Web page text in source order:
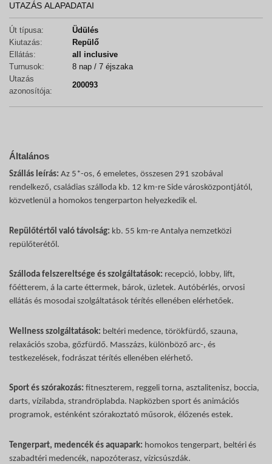
UTAZÁS ALAPADATAI
Út típusa:
Üdülés
Kiutazás:
Repülő
Ellátás:
all inclusive
Turnusok:
8 nap / 7 éjszaka
Utazás
azonosítója:
200093
Általános
Szállás leírás: Az 5*-os, 6 emeletes, összesen 291 szobával
rendelkező, családias szálloda kb. 12 km-re Side városközpontjától,
közvetlenül a homokos tengerparton helyezkedik el.
Repülőtértől való távolság: kb. 55 km-re Antalya nemzetközi
repülőterétől.
Szálloda felszereltsége és szolgáltatások: recepció, lobby, lift,
főétterem, á la carte éttermek, bárok, üzletek. Autóbérlés, orvosi
ellátás és mosodai szolgáltatások térítés ellenében elérhetőek.
Wellness szolgáltatások: beltéri medence, törökfürdő, szauna,
relaxációs szoba, gőzfürdő. Masszázs, különböző arc-, és
testkezelések, fodrászat térítés ellenében elérhető.
Sport és szórakozás: fitneszterem, reggeli torna, asztalitenisz, boccia,
darts, vízilabda, strandröplabda. Napközben sport és animációs
programok, esténként szórakoztató műsorok, élőzenés estek.
Tengerpart, medencék és aquapark: homokos tengerpart, beltéri és
szabadtéri medencék, napozóterasz, vízicsúszdák.